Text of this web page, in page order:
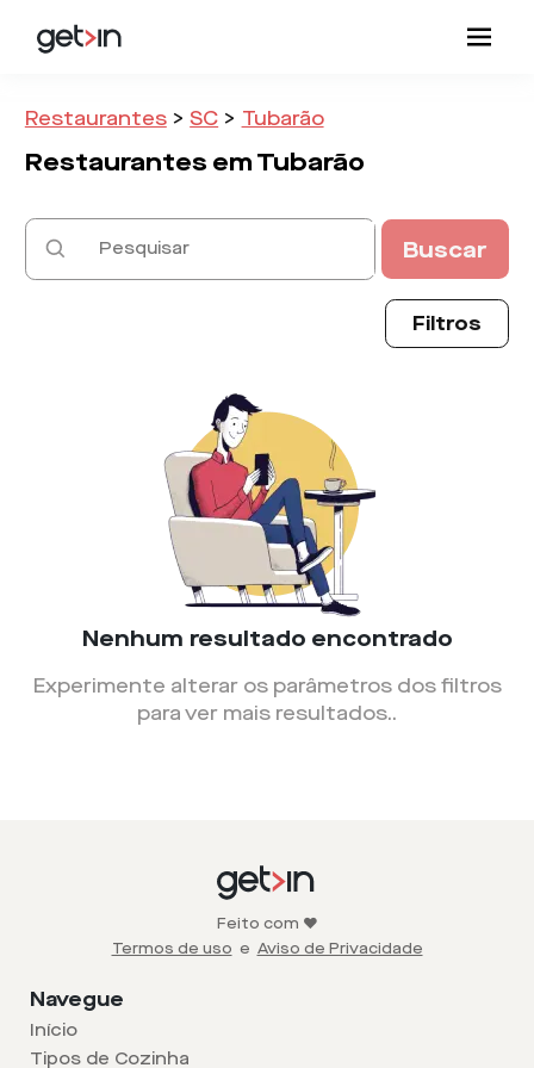
Restaurantes > SC > Tubarão
Restaurantes emTubarão
Buscar
Filtros
Nenhum resultado encontrado
Experimente alterar os parâmetros dos filtros
para ver mais resultados..
Feito com ❤️
Termos de uso e Aviso de Privacidade
Navegue
Início
Tipos de Cozinha